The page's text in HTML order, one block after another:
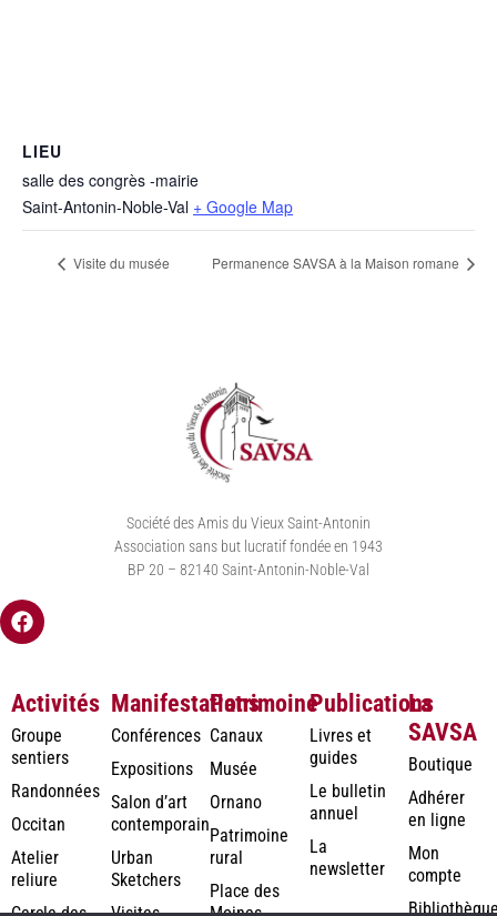
LIEU
salle des congrès -mairie
Saint-Antonin-Noble-Val + Google Map
Visite du musée Permanence SAVSA à la Maison romane
Société des Amis du Vieux Saint-Antonin
Association sans but lucratif fondée en 1943
BP 20 – 82140 Saint-Antonin-Noble-Val
Activités
Groupe
sentiers
Randonnées
Occitan
Atelier
reliure
Manifestations
Conférences
Expositions
Salon d’art
contemporain
Urban
Sketchers
Patrimoine
Canaux
Musée
Ornano
Patrimoine
rural
Place des
Publications
Livres et
guides
Le bulletin
annuel
La
newsletter
La
SAVSA
Boutique
Adhérer
en ligne
Mon
compte